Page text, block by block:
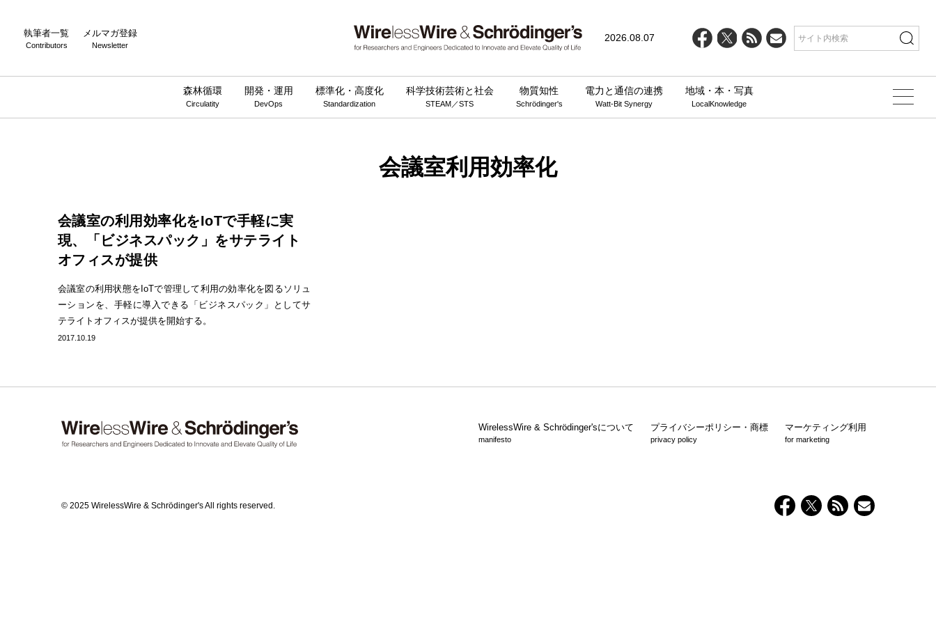
執筆者一覧
Contributors
メルマガ登録
Newsletter
2026.08.07
森林循環
Circulatity
開発・運用
DevOps
標準化・高度化
Standardization
科学技術芸術と社会
STEAM／STS
物質知性
Schrödinger's
電力と通信の連携
Watt-Bit Synergy
地域・本・写真
LocalKnowledge
会議室利用効率化
会議室の利用効率化をIoTで手軽に実
現、「ビジネスパック」をサテライト
オフィスが提供
会議室の利用状態をIoTで管理して利用の効率化を図るソリュ
ーションを、手軽に導入できる「ビジネスパック」としてサ
テライトオフィスが提供を開始する。
2017.10.19
WirelessWire & Schrödinger'sについて
manifesto
プライバシーポリシー・商標
privacy policy
マーケティング利用
for marketing
© 2025 WirelessWire & Schrödinger's All rights reserved.